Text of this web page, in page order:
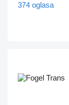
374 oglasa